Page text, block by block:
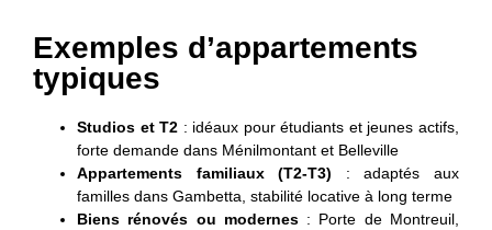
Exemples d’appartements
typiques
Studios et T2 : idéaux pour étudiants et jeunes actifs,
forte demande dans Ménilmontant et Belleville
Appartements familiaux (T2-T3) : adaptés aux
familles dans Gambetta, stabilité locative à long terme
Biens rénovés ou modernes: Porte de Montreuil,